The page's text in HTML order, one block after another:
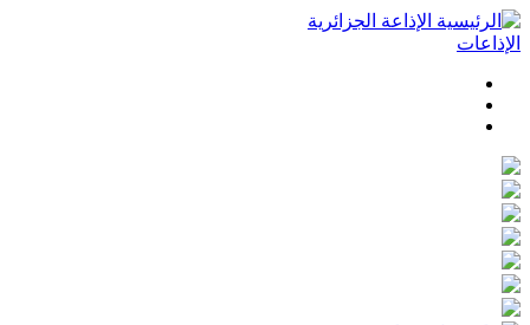
تجاوز
إلى
الرئيسي
الإذاعة الجزائرية
الإذاعات